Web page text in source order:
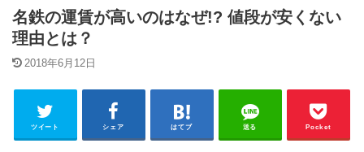
名鉄の運賃が高いのはなぜ!? 値段が安くない
理由とは？
2018年6月12日
ツイート シェア はてブ 送る Pocket